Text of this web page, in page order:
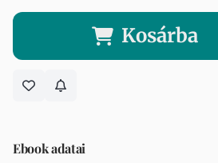
Kosárba
Ebook adatai